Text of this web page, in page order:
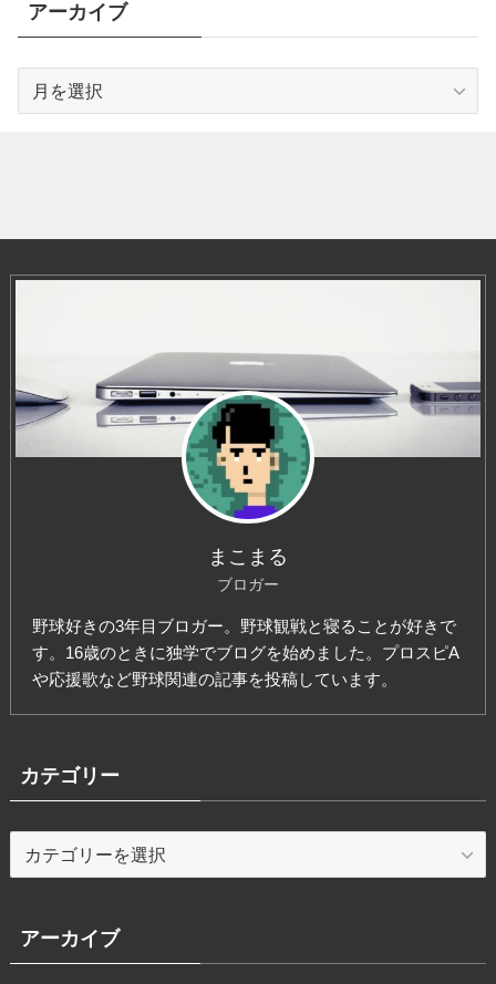
アーカイブ
まこまる
ブロガー
野球好きの3年目ブロガー。野球観戦と寝ることが好きで
す。16歳のときに独学でブログを始めました。プロスピA
や応援歌など野球関連の記事を投稿しています。
カテゴリー
テ
リ
ー
アーカイブ